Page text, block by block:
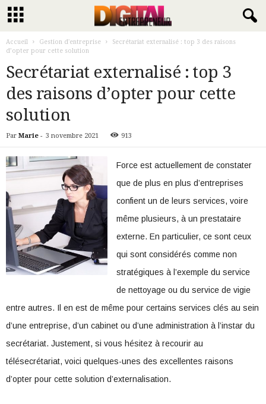
Accueil Gestion d'entreprise
Secrétariat externalisé : top 3 des raisons
d’opter pour cette solution
Secrétariat externalisé : top 3
des raisons d’opter pour cette
solution
Par Marie - 3 novembre 2021 913
Force est actuellement de constater
que de plus en plus d’entreprises
confient un de leurs services, voire
même plusieurs, à un prestataire
externe. En particulier, ce sont ceux
qui sont considérés comme non
stratégiques à l’exemple du service
de nettoyage ou du service de vigie
entre autres. Il en est de même pour certains services clés au sein
d’une entreprise, d’un cabinet ou d’une administration à l’instar du
secrétariat. Justement, si vous hésitez à recourir au
télésecrétariat, voici quelques-unes des excellentes raisons
d’opter pour cette solution d’externalisation.